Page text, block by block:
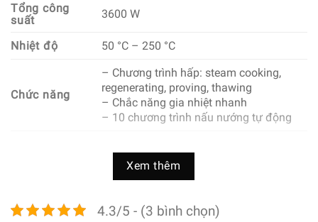
Tổng công
suất
3600 W
Nhiệt độ 50 °C – 250 °C
Chức năng
– Chương trình hấp: steam cooking,
regenerating, proving, thawing
– Chắc năng gia nhiệt nhanh
– 10 chương trình nấu nướng tự động
Nhiệt độ thực tế của lò, Phương pháp gia
nhiệt, Sabbath setting
– Đèn halogen trong lò
– Đèn bật tắt khi đóng mở cửa lò
Xem thêm
4.3/5 - (3 bình chọn)